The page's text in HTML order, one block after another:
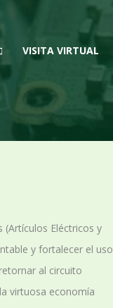
VISITA VIRTUAL
(Artículos Eléctricos y
y fortalecer el uso
al circuito
virtuosa economía